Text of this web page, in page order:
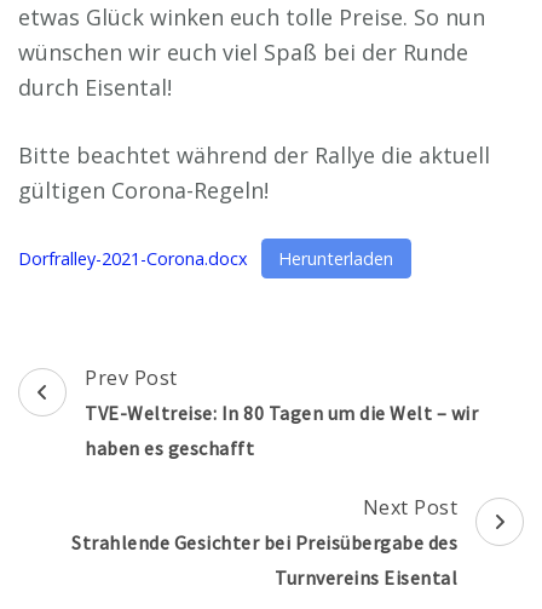
etwas Glück winken euch tolle Preise. So nun
wünschen wir euch viel Spaß bei der Runde
durch Eisental!
Bitte beachtet während der Rallye die aktuell
gültigen Corona-Regeln!
Dorfralley-2021-Corona.docx Herunterladen
Post
Navigation
Prev Post
TVE-Weltreise: In 80 Tagen um die Welt – wir
haben es geschafft
Next Post
Strahlende Gesichter bei Preisübergabe des
Turnvereins Eisental